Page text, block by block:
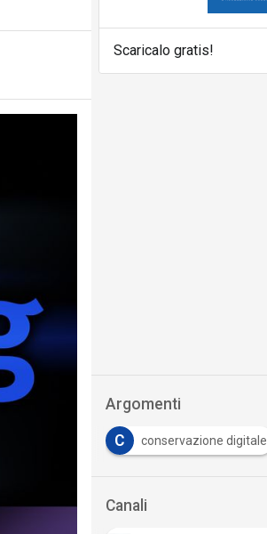
Scaricalo gratis!
Argomenti
C conservazione digitale
Canali